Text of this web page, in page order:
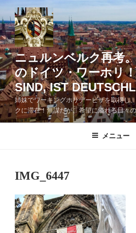
コ
ン
テ
ン
ツ
へ
ス
キ
ッ
プ
ニュルンベルク再考
のドイツ・ワーホリ
SIND, IST
姉妹でワーキングホリデービザを取得し
クに滞在！無謀だが、希望に溢れる日々
メニュー
IMG_6447